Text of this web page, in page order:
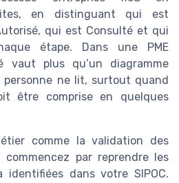
en distinguant qui est
qui est Consulté et qui
étape. Dans une PME
vaut plus qu’un diagramme
personne ne lit, surtout quand
être comprise en quelques
comme la validation des
par reprendre les
identifiées dans votre SIPOC.